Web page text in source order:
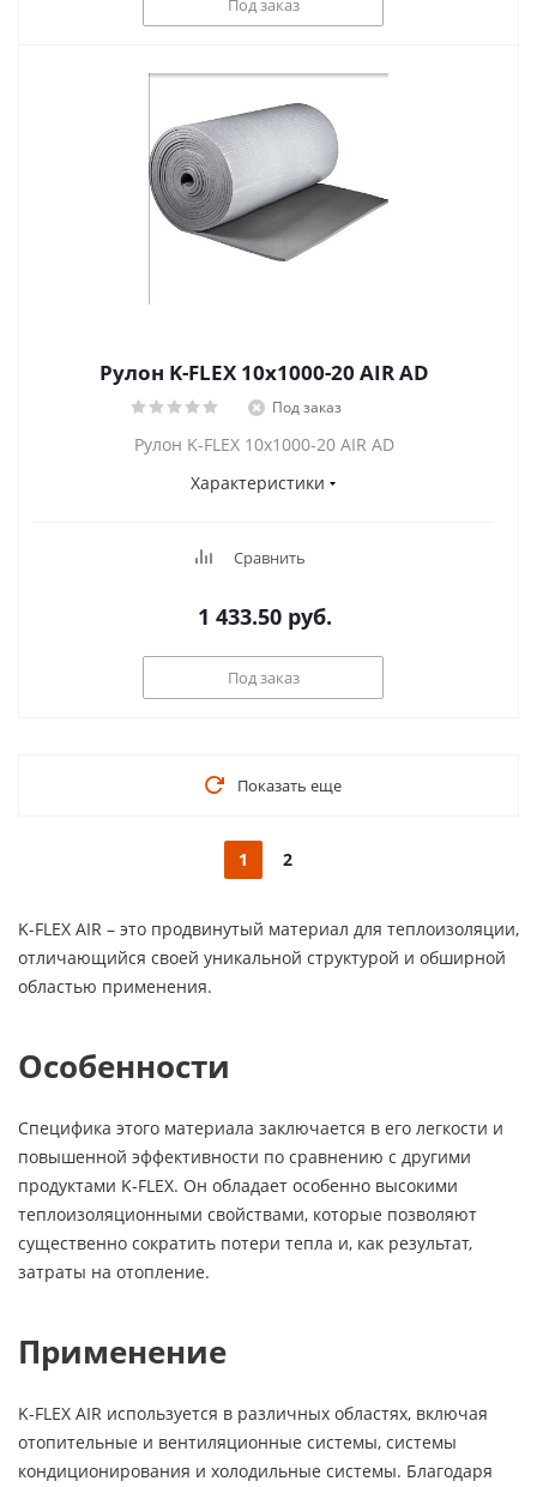
Под заказ
Рулон K-FLEX 10x1000-20 AIR AD
Под заказ
Рулон K-FLEX 10x1000-20 AIR AD
Характеристики
Сравнить
1 433.50руб.
Под заказ
Показать еще
1 2
K-FLEX AIR – это продвинутый материал для теплоизоляции,
отличающийся своей уникальной структурой и обширной
областью применения.
Особенности
Специфика этого материала заключается в его легкости и
повышенной эффективности по сравнению с другими
продуктами K-FLEX. Он обладает особенно высокими
теплоизоляционными свойствами, которые позволяют
существенно сократить потери тепла и, как результат,
затраты на отопление.
Применение
K-FLEX AIR используется в различных областях, включая
отопительные и вентиляционные системы, системы
кондиционирования и холодильные системы. Благодаря